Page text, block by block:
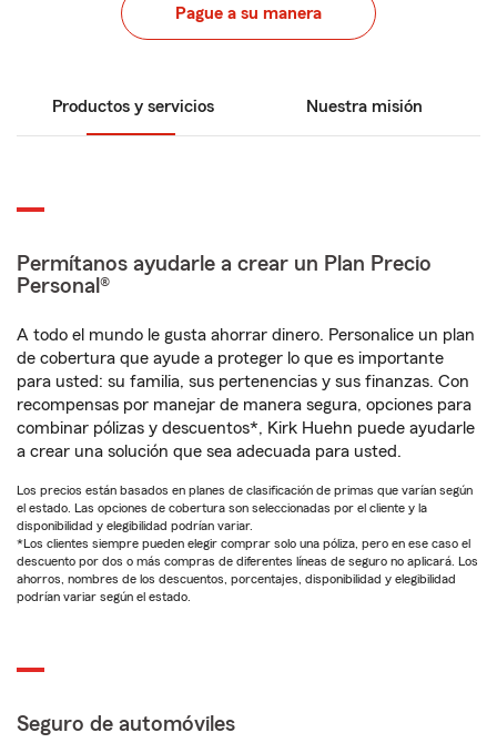
Pague a su manera
Productos y servicios Nuestra misión
Permítanos ayudarle a crear un Plan Precio
Personal®
A todo el mundo le gusta ahorrar dinero. Personalice un plan
de cobertura que ayude a proteger lo que es importante
para usted: su familia, sus pertenencias y sus finanzas. Con
recompensas por manejar de manera segura, opciones para
combinar pólizas y descuentos*, Kirk Huehn puede ayudarle
a crear una solución que sea adecuada para usted.
Los precios están basados en planes de clasificación de primas que varían según
el estado. Las opciones de cobertura son seleccionadas por el cliente y la
disponibilidad y elegibilidad podrían variar.
*Los clientes siempre pueden elegir comprar solo una póliza, pero en ese caso el
descuento por dos o más compras de diferentes líneas de seguro no aplicará. Los
ahorros, nombres de los descuentos, porcentajes, disponibilidad y elegibilidad
podrían variar según el estado.
Seguro de automóviles